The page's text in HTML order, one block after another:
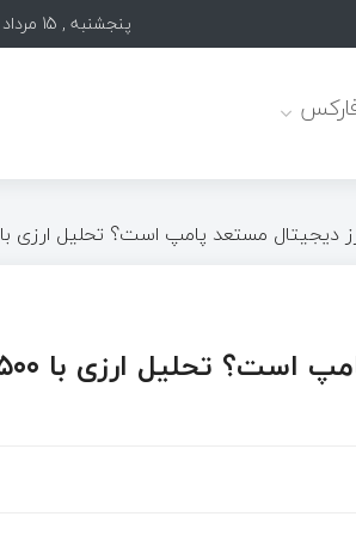
پنجشنبه , 15 مرداد 1405
مستعد پامپ است؟ تحلیل ارزی با ۵۰۰ درصد افزایش حجم معاملات